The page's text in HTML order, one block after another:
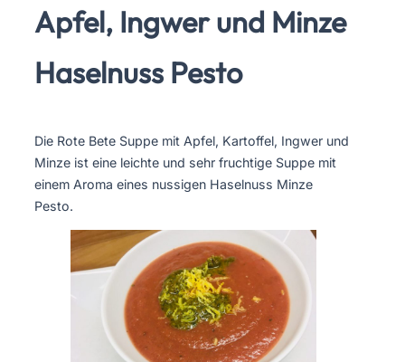
Apfel, Ingwer und Minze
Haselnuss Pesto
Die Rote Bete Suppe mit Apfel, Kartoffel, Ingwer und
Minze ist eine leichte und sehr fruchtige Suppe mit
einem Aroma eines nussigen Haselnuss Minze
Pesto.